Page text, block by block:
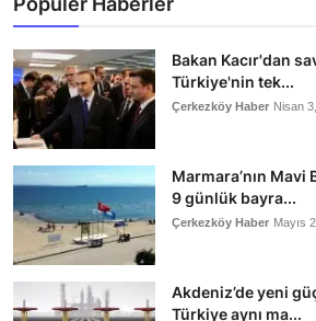
Bakan Kacır'dan
Türkiye'nin tek...
Çerkezköy Haber Nisan
Marmara’nın
9 günlük bayra...
Çerkezköy Haber Mayıs
Akdeniz’de yeni
Türkiye aynı ma...